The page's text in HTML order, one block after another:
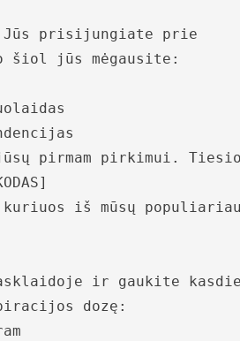
Jūs prisijungiate prie
šiol jūs mėgausite:
pirmam pirkimui.
iš mūsų
ir gaukite
dozę: